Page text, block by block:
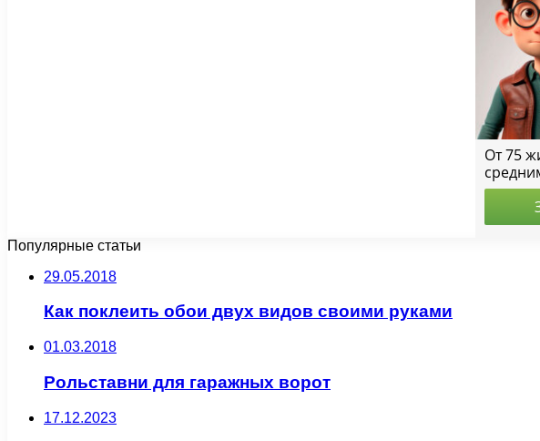
Популярные статьи
29.05.2018
Как поклеить обои двух видов своими руками
01.03.2018
Рольставни для гаражных ворот
17.12.2023